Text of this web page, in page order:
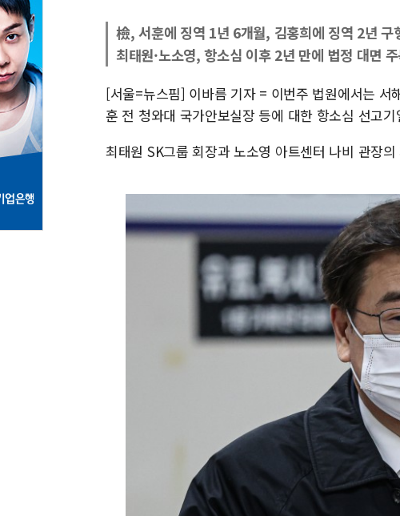
檢, 서훈에 징역 1년 6개월, 김홍희에 징역 2년 구
최태원·노소영, 항소심 이후 2년 만에 법정 대면
[서울=뉴스핌] 이바름 기자 = 이번주 법원에서는
훈 전 청와대 국가안보실장 등에 대한 항소심 선고
최태원 SK그룹 회장과 노소영 아트센터 나비 관장